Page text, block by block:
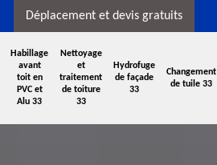
Déplacement et devis gratuits
Habillage
avant
toit en
PVC et
Alu 33
Nettoyage
et
traitement
de toiture
33
Hydrofuge
de façade
33
Changement
de tuile 33